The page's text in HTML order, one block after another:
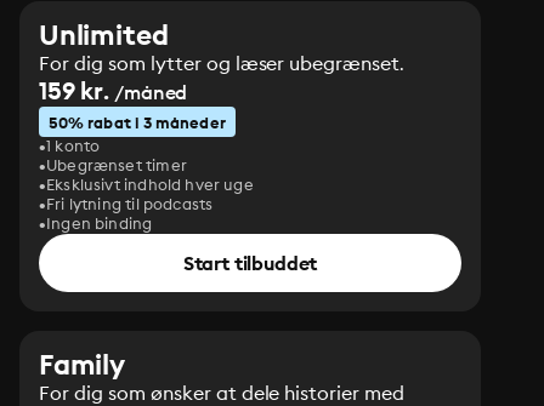
Unlimited
For dig som lytter og læser ubegrænset.
159 kr. /måned
50% rabat i 3 måneder
1 konto
Ubegrænset timer
Eksklusivt indhold hver uge
Fri lytning til podcasts
Ingen binding
Start tilbuddet
Family
For dig som ønsker at dele historier med